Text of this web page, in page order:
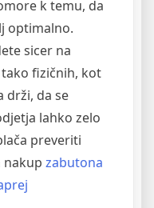
k temu, da
optimalno.
sicer na
fizičnih, kot
drži, da se
lahko zelo
preveriti
nakup zabutona